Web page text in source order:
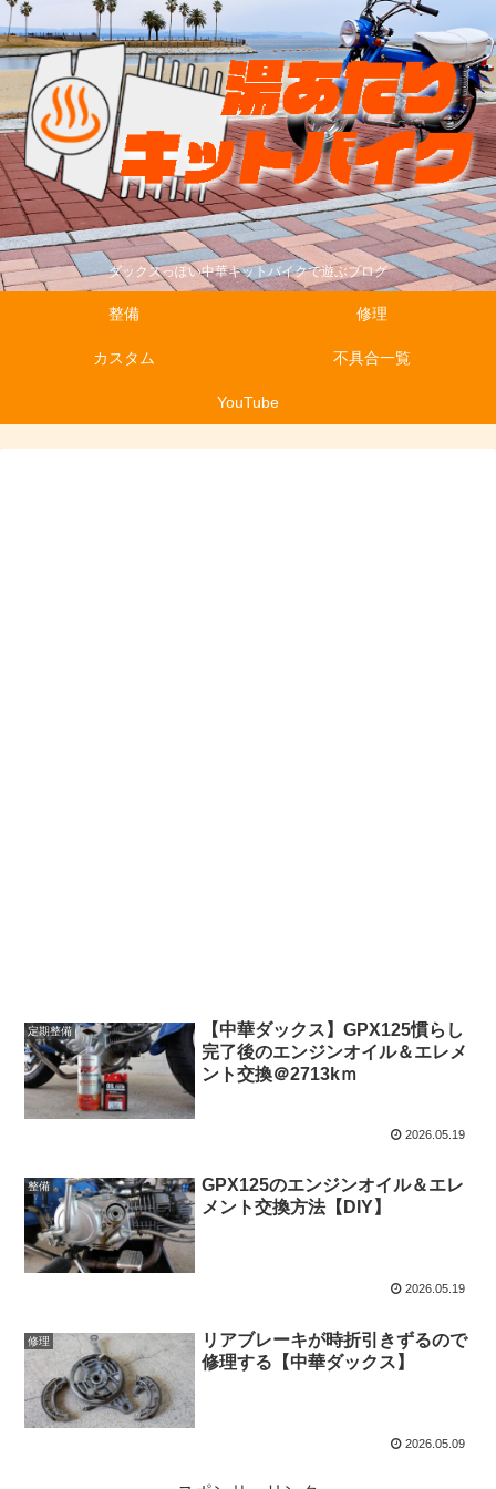
ダックスっぽい中華キットバイクで遊ぶブログ
整備 修理
カスタム 不具合一覧
YouTube
定期整備
【中華ダックス】GPX125慣らし
完了後のエンジンオイル＆エレメ
ント交換＠2713kｍ
2026.05.19
整備
GPX125のエンジンオイル＆エレ
メント交換方法【DIY】
2026.05.19
修理
リアブレーキが時折引きずるので
修理する【中華ダックス】
2026.05.09